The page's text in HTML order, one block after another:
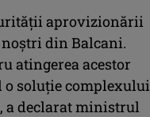
aprovizionării
din Balcani.
atingerea acestor
o soluție complexului
a declarat ministrul